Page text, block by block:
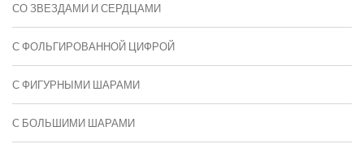
СО ЗВЕЗДАМИ И СЕРДЦАМИ
С ФОЛЬГИРОВАННОЙ ЦИФРОЙ
С ФИГУРНЫМИ ШАРАМИ
C БОЛЬШИМИ ШАРАМИ